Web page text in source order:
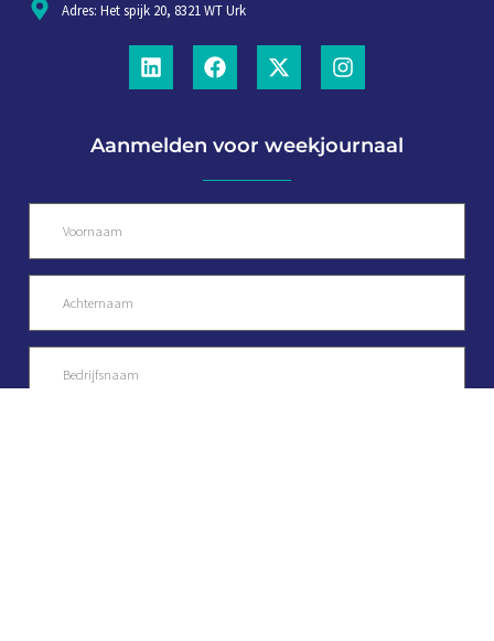
Adres: Het spijk 20, 8321 WT Urk
Aanmelden voor weekjournaal